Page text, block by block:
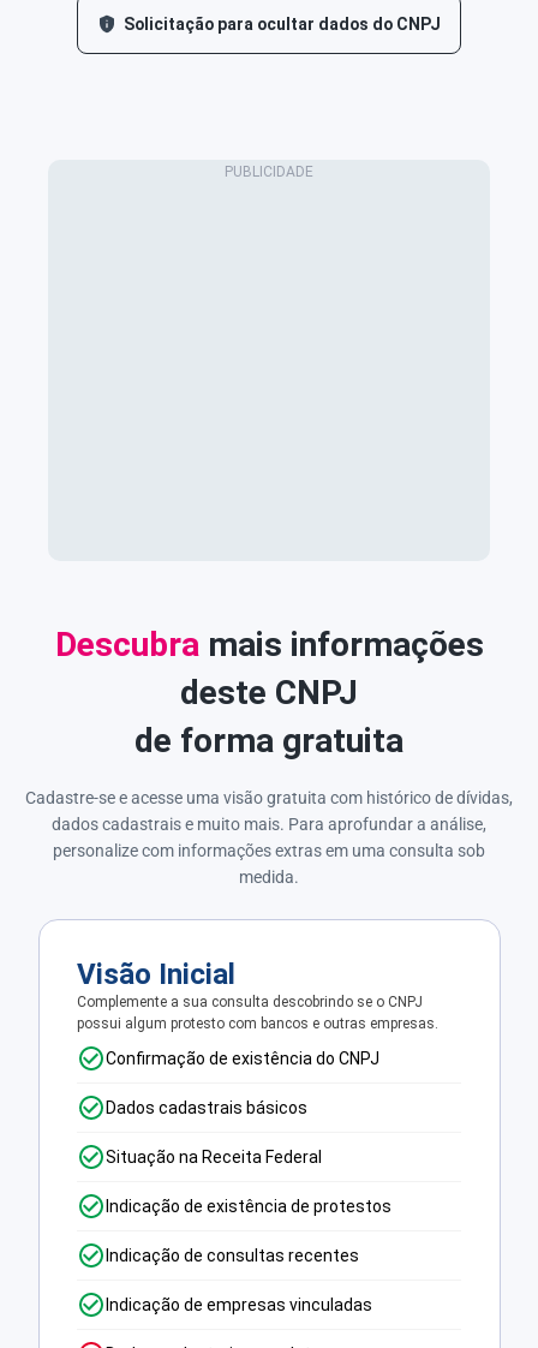
Solicitação para ocultar dados do CNPJ
Descubra mais informações
deste CNPJ
de forma gratuita
Cadastre-se e acesse uma visão gratuita com histórico de dívidas,
dados cadastrais e muito mais. Para aprofundar a análise,
personalize com informações extras em uma consulta sob
medida.
Visão Inicial
Complemente a sua consulta descobrindo se o CNPJ
possui algum protesto com bancos e outras empresas.
Confirmação de existência do CNPJ
Dados cadastrais básicos
Situação na Receita Federal
Indicação de existência de protestos
Indicação de consultas recentes
Indicação de empresas vinculadas